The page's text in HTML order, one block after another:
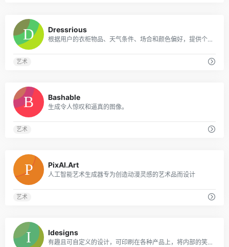
Dressrious
根据用户的衣柜物品、天气条件、场合和颜色偏好，提供个性化的日常服装推荐。
艺术
Bashable
生成令人惊叹和逼真的图像。
艺术
PixAI.Art
人工智能艺术生成器专为创造动漫灵感的艺术品而设计
艺术
Idesigns
有趣且可自定义的设计，可印刷在各种产品上，将内部的笑话和兴趣转化为难忘的礼物。